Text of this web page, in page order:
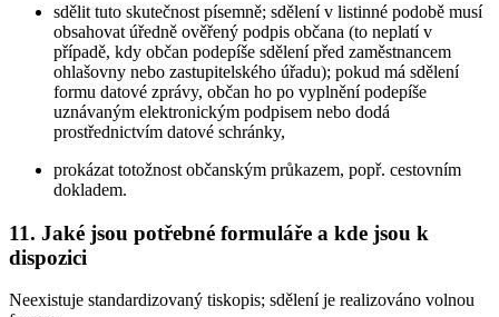
sdělit tuto skutečnost písemně; sdělení v listinné podobě musí
obsahovat úředně ověřený podpis občana (to neplatí v
případě, kdy občan podepíše sdělení před zaměstnancem
ohlašovny nebo zastupitelského úřadu); pokud má sdělení
formu datové zprávy, občan ho po vyplnění podepíše
uznávaným elektronickým podpisem nebo dodá
prostřednictvím datové schránky,
prokázat totožnost občanským průkazem, popř. cestovním
dokladem.
11. Jaké jsou potřebné formuláře a kde jsou k
dispozici
Neexistuje standardizovaný tiskopis; sdělení je realizováno volnou